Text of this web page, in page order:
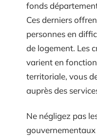
fonds
Ces derniers
personnes en
de logement. Les
varient en
territoriale, vous
auprès des
Ne négligez pas
gouvernementaux